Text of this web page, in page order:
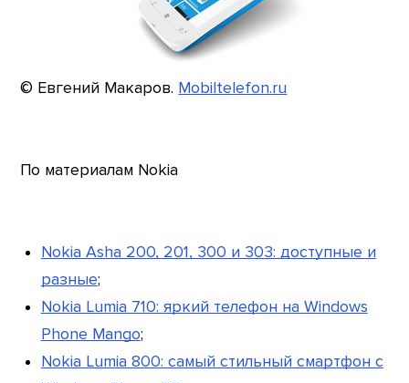
© Евгений Макаров. Mobiltelefon.ru
По материалам Nokia
Nokia Asha 200, 201, 300 и 303: доступные и
разные;
Nokia Lumia 710: яркий телефон на Windows
Phone Mango;
Nokia Lumia 800: самый стильный смартфон с